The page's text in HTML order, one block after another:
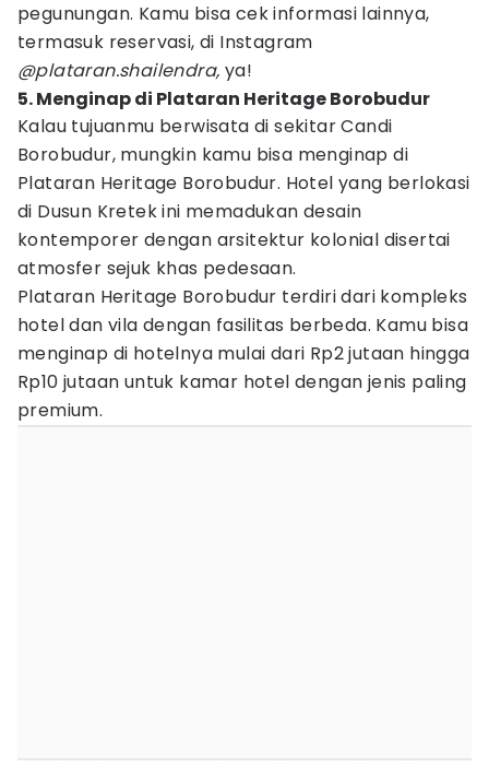
pegunungan. Kamu bisa cek informasi lainnya,
termasuk reservasi, di Instagram
@plataran.shailendra, ya!
5. Menginap di Plataran Heritage Borobudur
Kalau tujuanmu berwisata di sekitar Candi
Borobudur, mungkin kamu bisa menginap di
Plataran Heritage Borobudur. Hotel yang berlokasi
di Dusun Kretek ini memadukan desain
kontemporer dengan arsitektur kolonial disertai
atmosfer sejuk khas pedesaan.
Plataran Heritage Borobudur terdiri dari kompleks
hotel dan vila dengan fasilitas berbeda. Kamu bisa
menginap di hotelnya mulai dari Rp2 jutaan hingga
Rp10 jutaan untuk kamar hotel dengan jenis paling
premium.